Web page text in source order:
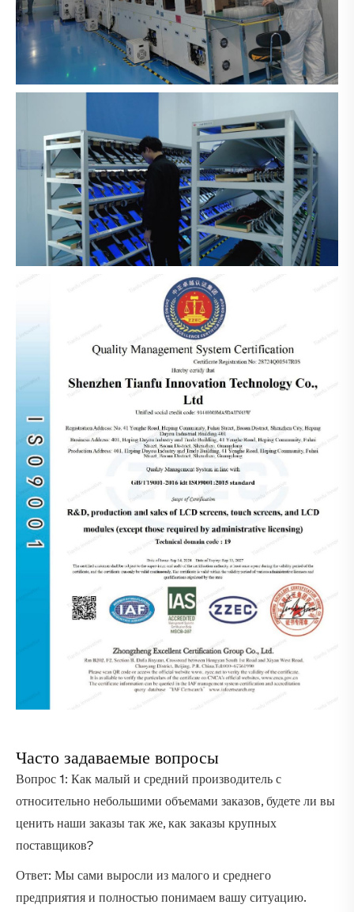
Часто задаваемые вопросы
Вопрос 1: Как малый и средний производитель с
относительно небольшими объемами заказов, будете ли вы
ценить наши заказы так же, как заказы крупных
поставщиков?
Ответ: Мы сами выросли из малого и среднего
предприятия и полностью понимаем вашу ситуацию.